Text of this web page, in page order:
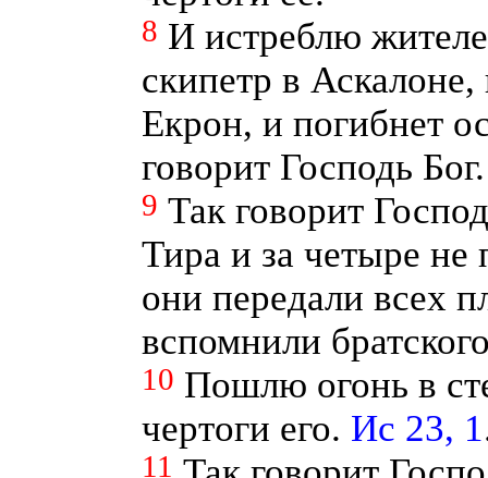
8 И истреблю
скипетр в
Екрон, и погибнет
говорит Господь
9 Так говорит
Тира и за четыре
они передали всех
вспомнили
10 Пошлю огонь в
чертоги его. Ис 23, 1
11